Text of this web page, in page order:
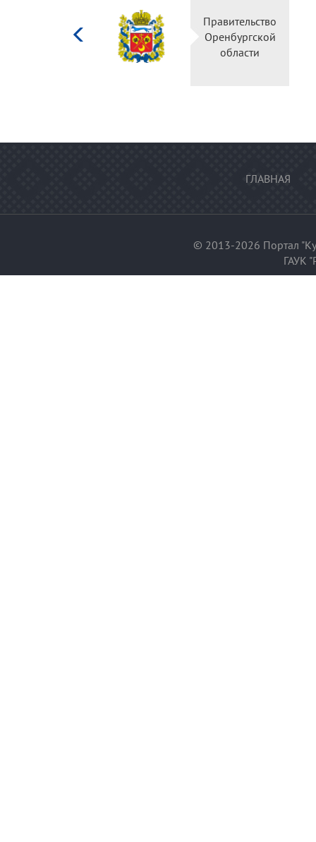
Министерство
культуры
Российской
федерации
ГЛАВНАЯ
© 2013-2026 Портал
ГАУК